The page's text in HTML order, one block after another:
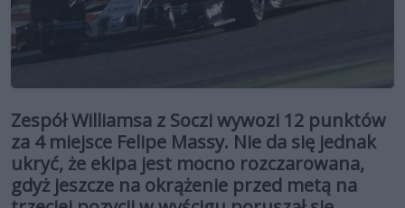
Zespół Williamsa z Soczi wywozi 12 punktów
za 4 miejsce Felipe Massy. Nie da się jednak
ukryć, że ekipa jest mocno rozczarowana,
gdyż jeszcze na okrążenie przed metą na